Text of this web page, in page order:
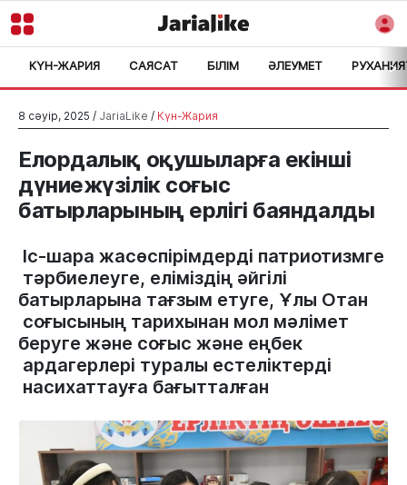
КҮН-ЖАРИЯ САЯСАТ БІЛІМ ӘЛЕУМЕТ >
8 сәуір, 2025 / JariaLike / Күн-Жария
Елордалық оқушыларға екінші
дүниежүзілік соғыс
батырларының ерлігі баяндалды
Іс-шара жасөспірімдерді патриотизмге
тәрбиелеуге, еліміздің әйгілі
батырларына тағзым етуге, Ұлы Отан
соғысының тарихынан мол мәлімет
беруге және соғыс және еңбек
ардагерлері туралы естеліктерді
насихаттауға бағытталған